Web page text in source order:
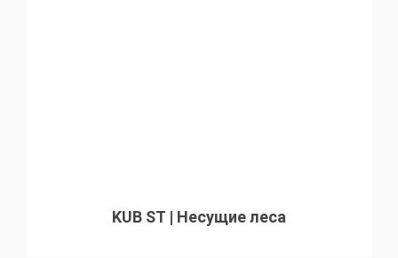
KUB ST | Несущие леса